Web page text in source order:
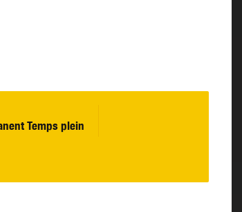
Temps plein